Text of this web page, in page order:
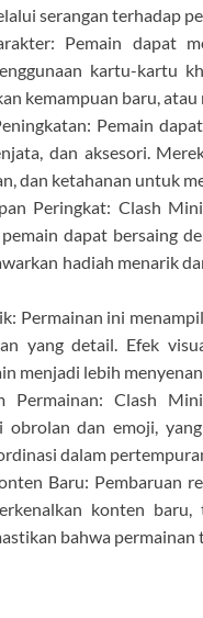
serangan terhadap
Pemain dapat
kartu-kartu
kemampuan baru,
Pemain
dan aksesori.
dan ketahanan untuk
Peringkat: Clash
dapat bersaing
hadiah menarik
Permainan ini
yang detail. Efek
menjadi lebih
Permainan: Clash
obrolan dan emoji,
dalam
Baru: Pembaruan
konten
bahwa